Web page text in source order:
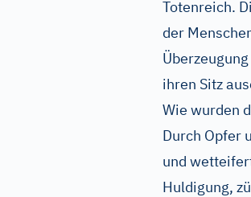
Totenreich.
der
ihren Sitz
Wie wurden
Durch Opfer
und
Huldigung,